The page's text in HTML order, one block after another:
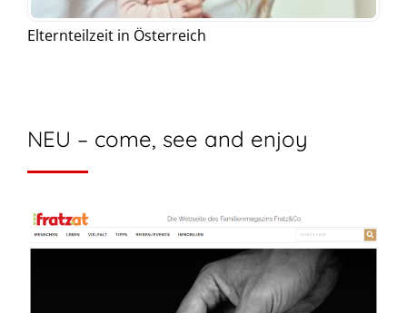
Elternteilzeit in Österreich
NEU – come, see and enjoy